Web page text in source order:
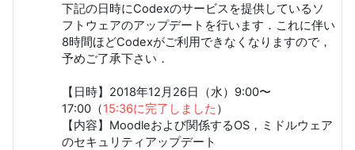
下記の日時にCodexのサービスを提供しているソ
フトウェアのアップデートを行います．これに伴い
8時間ほどCodexがご利用できなくなりますので，
予めご了承下さい．
【日時】2018年12月26日（水）9:00〜
17:00（15:36に完了しました ）
【内容】Moodleおよび関係するOS，ミドルウェア
のセキュリティアップデート